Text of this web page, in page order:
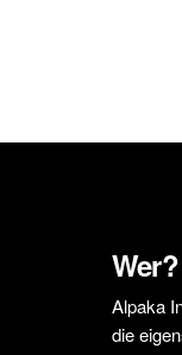
Alpaka
die